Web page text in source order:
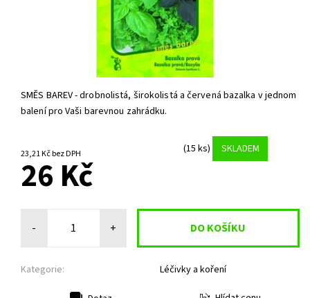
SMĚS BAREV - drobnolistá, širokolistá a červená bazalka v jednom
balení pro Vaši barevnou zahrádku.
23,21 Kč bez DPH (15 ks) SKLADEM
26 Kč
- +
Kategorie: Léčivky a koření